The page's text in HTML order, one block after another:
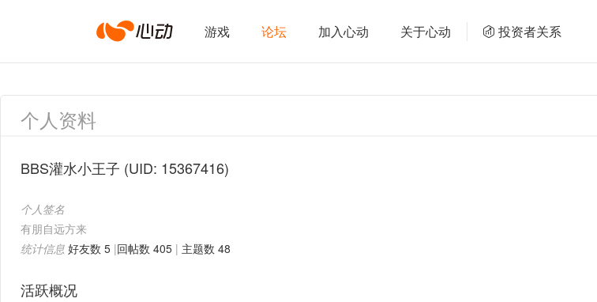
心
动
游戏 论坛 加入心动 关于心动 投资者关系
个人资料
BBS灌水小王子 (UID: 15367416)
个人签名
有朋自远方来
统计信息 好友数 5 |回帖数 405 | 主题数 48
活跃概况